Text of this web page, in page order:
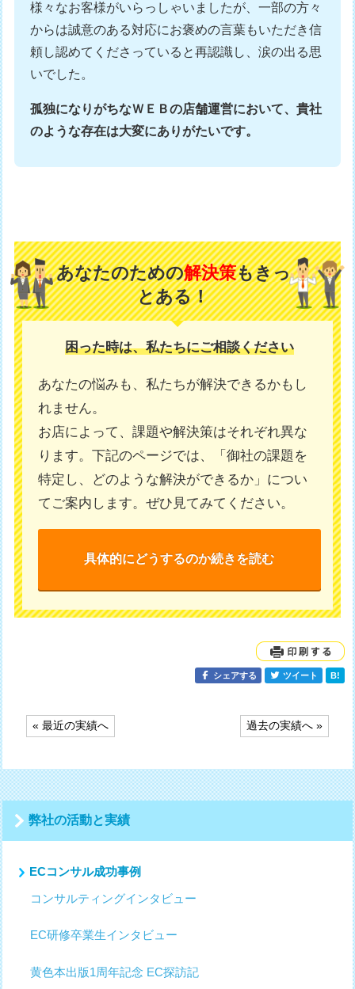
様々なお客様がいらっしゃいましたが、一部の方々
からは誠意のある対応にお褒めの言葉もいただき信
頼し認めてくださっていると再認識し、涙の出る思
いでした。
孤独になりがちなＷＥＢの店舗運営において、貴社
のような存在は大変にありがたいです。
あなたのための解決策もきっ
とある！
困った時は、私たちにご相談ください
あなたの悩みも、私たちが解決できるかもし
れません。
お店によって、課題や解決策はそれぞれ異な
ります。下記のページでは、「御社の課題を
特定し、どのような解決ができるか」につい
てご案内します。ぜひ見てみてください。
具体的にどうするのか続きを読む
シェアする ツイート B!
投
稿
ナ
ビ
ゲ
ー
シ
ョ
ン
« 最近の実績へ 過去の実績へ »
弊社の活動と実績
ECコンサル成功事例
コンサルティングインタビュー
EC研修卒業生インタビュー
黄色本出版1周年記念 EC探訪記